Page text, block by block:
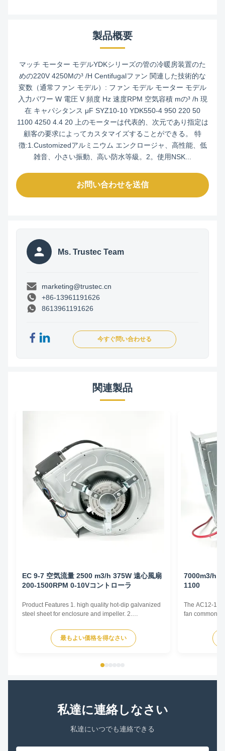
製品概要
マッチ モーター モデルYDKシリーズの管の冷暖房装置のた
めの220V 4250Mの³ /H Centifugalファン 関連した技術的な
変数（通常ファン モデル）: ファン モデル モーター モデル
入力パワー W 電圧 V 頻度 Hz 速度RPM 空気容積 mの³ /h 現
在 キャパシタンス μF SYZ10-10 YDK550-4 950 220 50
1100 4250 4.4 20 上のモーターは代表的、次元であり指定は
顧客の要求によってカスタマイズすることができる。 特
徴:1.Customizedアルミニウム エンクロージャ、高性能、低
雑音、小さい振動、高い防水等級。2。使用NSK...
お問い合わせを送信
Ms. Trustec Team
marketing@trustec.cn
+86-13961191626
8613961191626
今すぐ問い合わせる
関連製品
EC 9-7 空気流量 2500 m3/h 375W 遠心風扇
200-1500RPM 0-10Vコントローラ
Product Features 1. high quality hot-dip galvanized
steel sheet for enclosure and impeller. 2.
small vibration. Main advantages 1. Experience and
good service. We professionally produce fan motors
最もよい価格を得なさい
7000m3/h
1100
The AC12-12
fan commonly
and various
by
私達に連絡しなさい
私達にいつでも連絡できる